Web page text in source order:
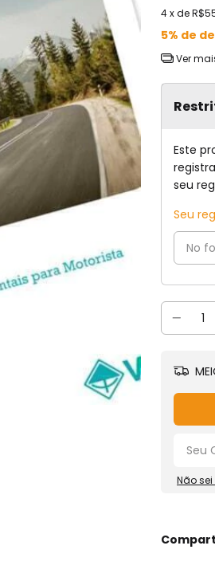
4x de
5% de
Ver
Este
seu
Seu
Não sei